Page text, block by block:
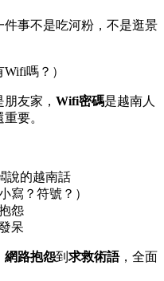
事不是吃河粉，不是逛景
Wifi嗎？）
友家， Wifi密碼是越南人
要。
說的越南話
寫？符號？）
怨
呆
網路抱怨到 求救術語，全面